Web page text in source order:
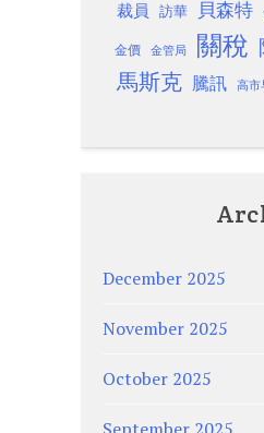
裁員 訪華 貝森特
金價 金管局 關稅
馬斯克 騰訊 高市
December 2025
November 2025
October 2025
September 2025